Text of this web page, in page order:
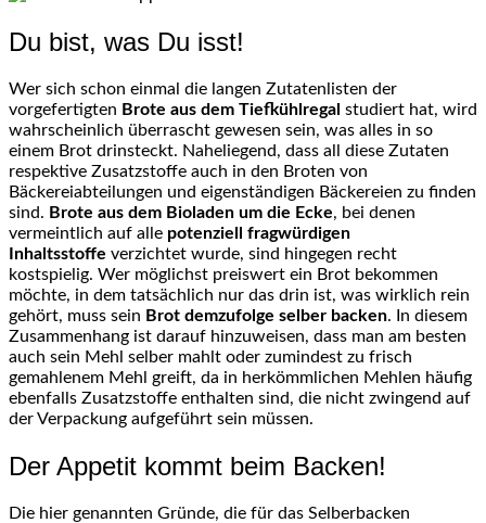
Du bist, was Du isst!
Wer sich schon einmal die langen Zutatenlisten der
vorgefertigten Brote aus dem Tiefkühlregal studiert hat, wird
wahrscheinlich überrascht gewesen sein, was alles in so
einem Brot drinsteckt. Naheliegend, dass all diese Zutaten
respektive Zusatzstoffe auch in den Broten von
Bäckereiabteilungen und eigenständigen Bäckereien zu finden
sind. Brote aus dem Bioladen um die Ecke, bei denen
vermeintlich auf alle potenziell fragwürdigen
Inhaltsstoffe verzichtet wurde, sind hingegen recht
kostspielig. Wer möglichst preiswert ein Brot bekommen
möchte, in dem tatsächlich nur das drin ist, was wirklich rein
gehört, muss sein Brot demzufolge selber backen. In diesem
Zusammenhang ist darauf hinzuweisen, dass man am besten
auch sein Mehl selber mahlt oder zumindest zu frisch
gemahlenem Mehl greift, da in herkömmlichen Mehlen häufig
ebenfalls Zusatzstoffe enthalten sind, die nicht zwingend auf
der Verpackung aufgeführt sein müssen.
Der Appetit kommt beim Backen!
Die hier genannten Gründe, die für das Selberbacken